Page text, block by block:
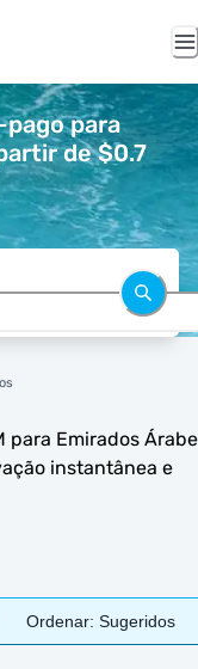
para
de $0.7
para Emirados
instantânea e
Ordenar: Sugeridos